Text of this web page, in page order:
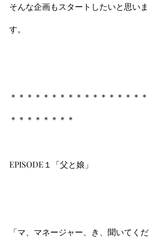
そんな企画もスタートしたいと思いま
す。
＊＊＊＊＊＊＊＊＊＊＊＊＊＊＊＊＊
＊＊＊＊＊＊＊＊
EPISODE１「父と娘」
「マ、マネージャー、き、聞いてくだ